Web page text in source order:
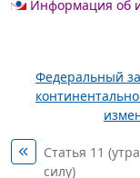
Информация об
Федеральный
Статья 11
силу)